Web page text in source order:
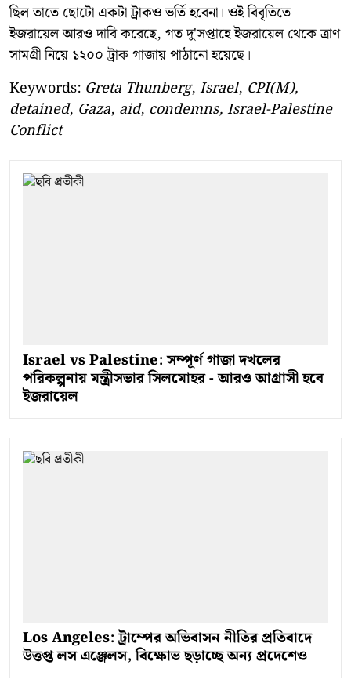
ছিল তাতে ছোটো একটা ট্রাকও ভর্তি হবেনা। ওই বিবৃতিতে
ইজরায়েল আরও দাবি করেছে, গত দু'সপ্তাহে ইজরায়েল থেকে ত্রাণ
সামগ্রী নিয়ে ১২০০ ট্রাক গাজায় পাঠানো হয়েছে।
Keywords: Greta Thunberg, Israel, CPI(M),
detained, Gaza, aid, condemns, Israel-Palestine
Conflict
Israel vs Palestine: সম্পূর্ণ গাজা দখলের
পরিকল্পনায় মন্ত্রীসভার সিলমোহর - আরও আগ্রাসী হবে
ইজরায়েল
Los Angeles: ট্রাম্পের অভিবাসন নীতির প্রতিবাদে
উত্তপ্ত লস এঞ্জেলস, বিক্ষোভ ছড়াচ্ছে অন্য প্রদেশেও